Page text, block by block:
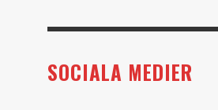
SOCIALA MEDIER